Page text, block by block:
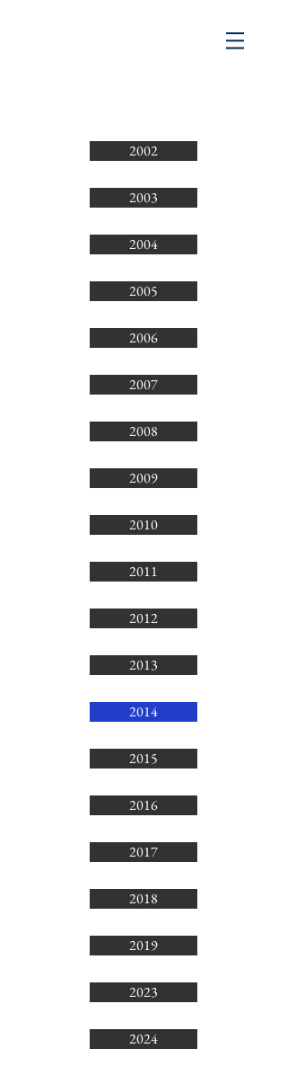
2002
2003
2004
2005
2006
2007
2008
2009
2010
2011
2012
2013
2014
2015
2016
2017
2018
2019
2023
2024